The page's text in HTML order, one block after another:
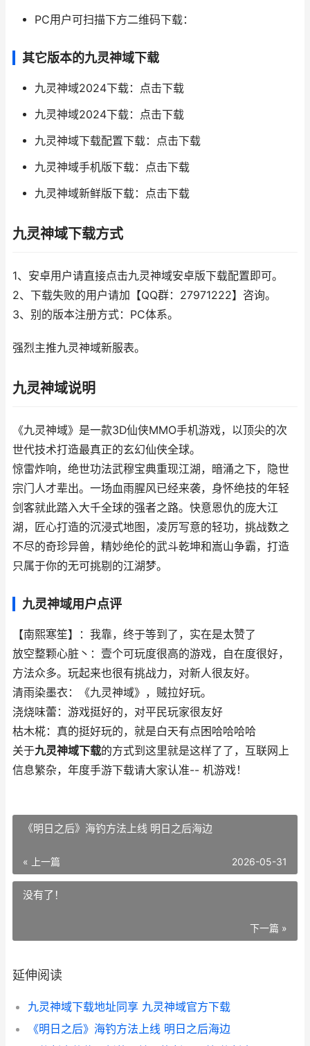
PC用户可扫描下方二维码下载：
其它版本的九灵神域下载
九灵神域2024下载：点击下载
九灵神域2024下载：点击下载
九灵神域下载配置下载：点击下载
九灵神域手机版下载：点击下载
九灵神域新鲜版下载：点击下载
九灵神域下载方式
1、安卓用户请直接点击九灵神域安卓版下载配置即可。
2、下载失败的用户请加【QQ群：27971222】咨询。
3、别的版本注册方式：PC体系。
强烈主推九灵神域新服表。
九灵神域说明
《九灵神域》是一款3D仙侠MMO手机游戏，以顶尖的次
世代技术打造最真正的玄幻仙侠全球。
惊雷炸响，绝世功法武穆宝典重现江湖，暗涌之下，隐世
宗门人才辈出。一场血雨腥风已经来袭，身怀绝技的年轻
剑客就此踏入大千全球的强者之路。快意恩仇的庞大江
湖，匠心打造的沉浸式地图，凌厉写意的轻功，挑战数之
不尽的奇珍异兽，精妙绝伦的武斗乾坤和嵩山争霸，打造
只属于你的无可挑剔的江湖梦。
九灵神域用户点评
【南熙寒笙】：我靠，终于等到了，实在是太赞了
放空整颗心脏丶：壹个可玩度很高的游戏，自在度很好，
方法众多。玩起来也很有挑战力，对新人很友好。
清雨染墨衣：《九灵神域》，贼拉好玩。
浇烧味蕾：游戏挺好的，对平民玩家很友好
枯木椛：真的挺好玩的，就是白天有点困哈哈哈哈
关于九灵神域下载的方式到这里就是这样了了，互联网上
信息繁杂，年度手游下载请大家认准-- 机游戏！
《明日之后》海钓方法上线 明日之后海边
« 上一篇 2026-05-31
没有了！
下一篇 »
延伸阅读
九灵神域下载地址同享 九灵神域官方下载
《明日之后》海钓方法上线 明日之后海边